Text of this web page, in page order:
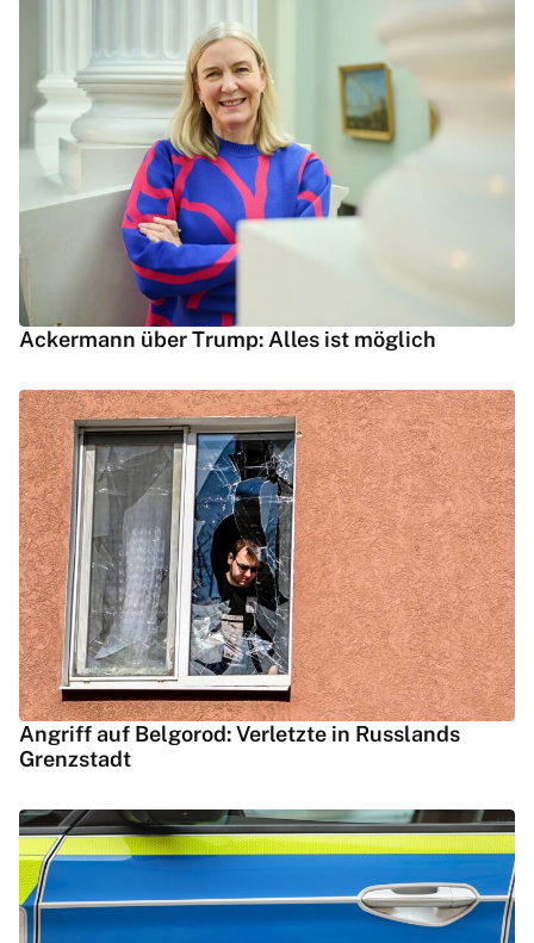
Ackermann über Trump: Alles ist möglich
Angriff auf Belgorod: Verletzte in Russlands
Grenzstadt